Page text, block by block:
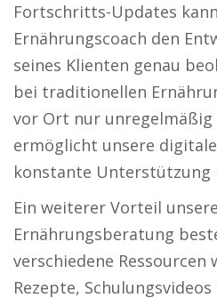
Fortschritts-Updates
Ernährungscoach den
seines Klienten genau
bei traditionellen
vor Ort nur
ermöglicht unsere
konstante Unterstützung
Ein weiterer Vorteil
Ernährungsberatung
verschiedene Ressourcen
Rezepte,